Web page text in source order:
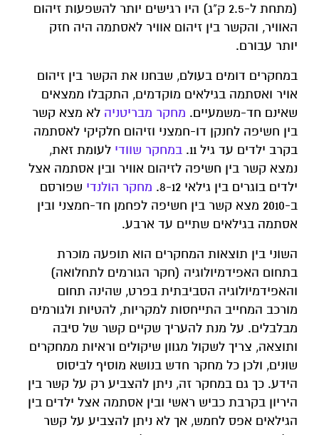
(מתחת ל-2.5 ק"ג) היו רגישים יותר להשפעות זיהום
האוויר, והקשר בין זיהום אוויר לאסתמה היה חזק
יותר עבורם.
במחקרים דומים בעולם, שבחנו את הקשר בין זיהום
אויר ואסתמה בגילאים מוקדמים, התקבלו ממצאים
שאינם חד-משמעיים. מחקר מבריטניה לא מצא קשר
בין חשיפה לחנקן דו-חמצני וזיהום חלקיקי לאסתמה
בקרב ילדים עד גיל 11.
במחקר שוודי לעומת זאת,
נמצא קשר בין חשיפה לזיהום אוויר ובין אסתמה אצל
ילדים בוגרים בין גילאי 8-12.
מחקר הולנדי שפורסם
ב-2010 מצא קשר בין חשיפה לפחמן חד-חמצני ובין
אסתמה בגילאים שתיים עד ארבע.
השוני בין תוצאות המחקרים הוא תופעה מוכרת
בתחום האפידמיולוגיה (חקר הגורמים לתחלואה)
והאפידמיולוגיה הסביבתית בפרט, שהינה תחום
מורכב המחייב התייחסות למקריות, להטיות ולגורמים
מבלבלים. על מנת להעריך שקיים קשר של סיבה
ותוצאה, צריך לשקול מגוון שיקולים וראיות ממחקרים
שונים, ולכן כל מחקר חדש בנושא מוסיף לביסוס
הידע. כך גם במחקר זה, ניתן להצביע רק על קשר בין
היריון בקרבת כביש ראשי ובין אסתמה אצל ילדים בין
הגילאים אפס לחמש, אך לא ניתן להצביע על קשר